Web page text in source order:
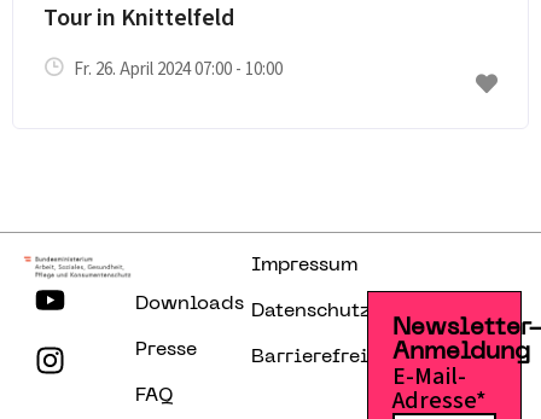
Tour in Knittelfeld
Fr. 26. April 2024 07:00 - 10:00
Downloads
Presse
FAQ
Impressum
Datenschutzerklärung
Barrierefreiheitserklärung
Anmeldung
E-Mail-
Adresse*